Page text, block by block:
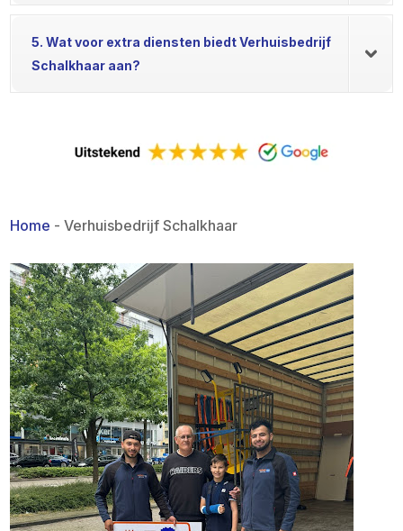
5. Wat voor extra diensten biedt Verhuisbedrijf
Schalkhaar aan?
Home -Verhuisbedrijf Schalkhaar